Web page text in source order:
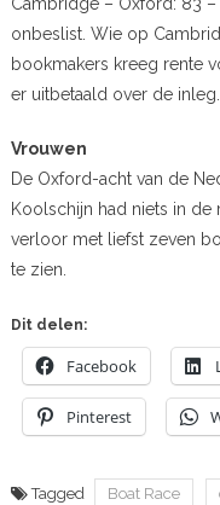
Cambridge – Oxford: 83
onbeslist. Wie op
bookmakers kreeg rente
er uitbetaald over de inleg.
Vrouwen
De Oxford-acht van de
Koolschijn had niets in
verloor met liefst zeven
te zien.
Dit delen:
Facebook
Pinterest
Tagged Boat Race